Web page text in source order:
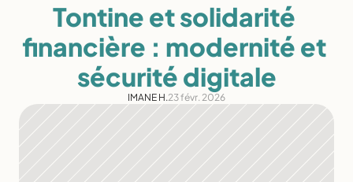
Notre solution
Mission
Tontine et solidarité
financière : modernité et
sécurité digitale
IMANE H.23 févr. 2026